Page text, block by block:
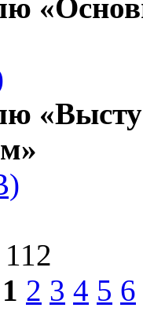
1 2 3 4 5 6